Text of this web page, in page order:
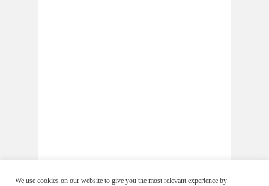
We use cookies on our website to give you the most relevant experience by